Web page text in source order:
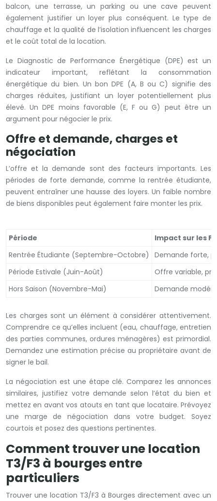
balcon, une terrasse, un parking ou une cave peuvent
également justifier un loyer plus conséquent. Le type de
chauffage et la qualité de l’isolation influencent les charges
et le coût total de la location.
Le Diagnostic de Performance Énergétique (DPE) est un
indicateur important, reflétant la consommation
énergétique du bien. Un bon DPE (A, B ou C) signifie des
charges réduites, justifiant un loyer potentiellement plus
élevé. Un DPE moins favorable (E, F ou G) peut être un
argument pour négocier le prix.
Offre et demande, charges et
négociation
L’offre et la demande sont des facteurs importants. Les
périodes de forte demande, comme la rentrée étudiante,
peuvent entraîner une hausse des loyers. Un faible nombre
de biens disponibles peut également faire monter les prix.
Période
Impact sur les
Rentrée Étudiante (Septembre-Octobre)
Demande forte,
Période Estivale (Juin-Août)
Offre variable,
Hors Saison (Novembre-Mai)
Demande
Les charges sont un élément à considérer attentivement.
Comprendre ce qu’elles incluent (eau, chauffage, entretien
des parties communes, ordures ménagères) est primordial.
Demandez une estimation précise au propriétaire avant de
signer le bail.
La négociation est une étape clé. Comparez les annonces
similaires, justifiez votre demande selon l’état du bien et
mettez en avant vos atouts en tant que locataire. Prévoyez
une marge de négociation dans votre budget. Soyez
courtois et posez des questions pertinentes.
Comment trouver une location
T3/F3 à bourges entre
particuliers
Trouver une location T3/F3 à Bourges directement avec un